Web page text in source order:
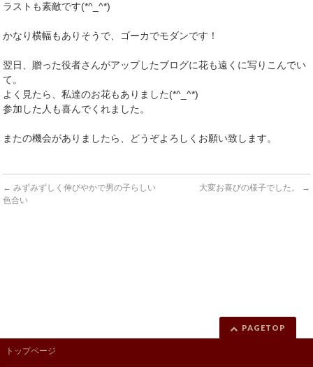
ラストも素敵です(*^_^*)
かなり横幅もありそうで、ゴーカでモダンです！
翌日、贈った役者さんがアップしたブログに花も遠くに写りこんでい
て。
よく見たら、私達のお花もありました(*^_^*)
参加した人も喜んでくれました。
またの機会がありましたら、どうぞよろしくお願い致します。
← みずみずしく伸びやかで男の子らしい
色合い
大変お喜びの様子でした。 →
PAGETOP
トップページ